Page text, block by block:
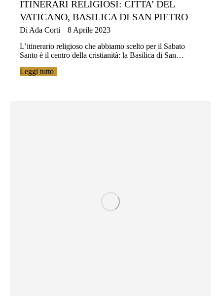
ITINERARI RELIGIOSI: CITTA’ DEL
VATICANO, BASILICA DI SAN PIETRO
Di Ada Corti
8 Aprile 2023
L’itinerario religioso che abbiamo scelto per il Sabato
Santo è il centro della cristianità: la Basilica di San…
Leggi tutto